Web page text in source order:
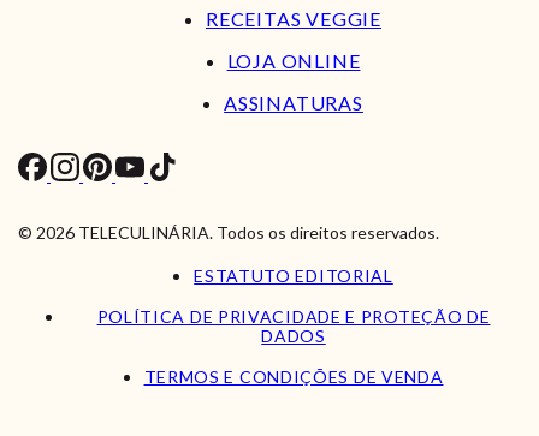
RECEITAS VEGGIE
LOJA ONLINE
ASSINATURAS
© 2026 TELECULINÁRIA. Todos os direitos reservados.
ESTATUTO EDITORIAL
POLÍTICA DE PRIVACIDADE E PROTEÇÃO DE
DADOS
TERMOS E CONDIÇÕES DE VENDA